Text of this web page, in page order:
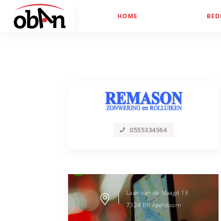
HOME
0555334564
Laan van de Maagd 13
7324 BRApeldoorn